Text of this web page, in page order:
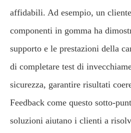
affidabili. Ad esempio, un
componenti in gomma ha
supporto e le prestazioni della
di completare test di
sicurezza, garantire risultati
Feedback come questo sotto-
soluzioni aiutano i clienti a